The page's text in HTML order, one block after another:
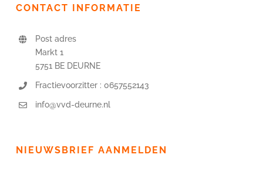
CONTACT INFORMATIE
Post adres
Markt 1
5751 BE DEURNE
Fractievoorzitter : 0657552143
info@vvd-deurne.nl
NIEUWSBRIEF AANMELDEN